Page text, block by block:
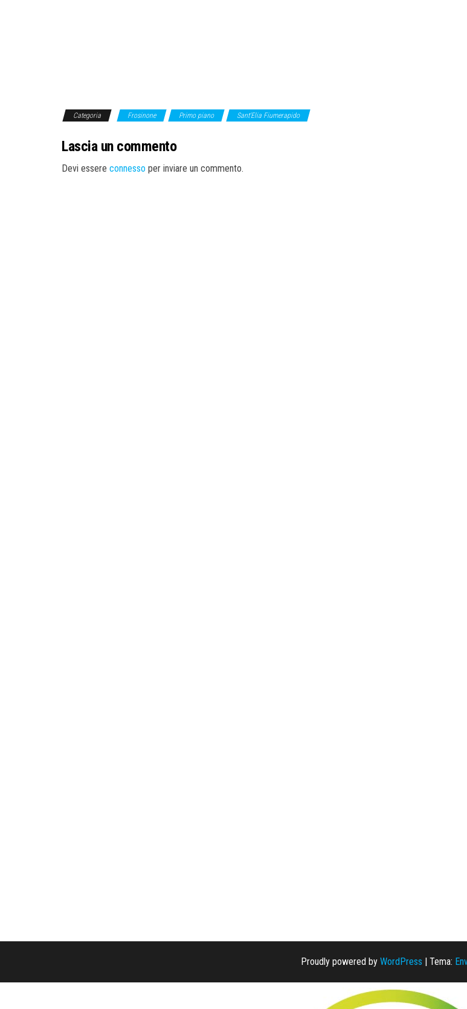
Categoria Frosinone Primo piano Sant'Elia Fiumerapido
Lascia un commento
Devi essere connesso per inviare un commento.
Proudly powered by WordPress | Tema: